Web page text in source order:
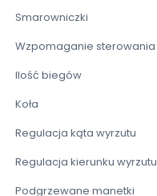
Smarowniczki
Wzpomaganie sterowania
Ilość biegów
Koła
Regulacja kąta wyrzutu
Regulacja kierunku wyrzutu
Podgrzewane manetki